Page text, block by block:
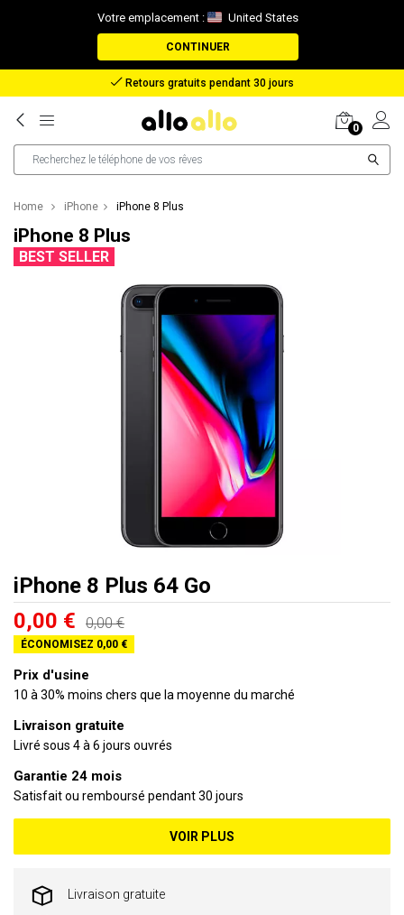
Votre emplacement : United States
CONTINUER
Remboursement en cas de perte de colis
0
Home iPhone iPhone 8 Plus
iPhone 8 Plus
BEST SELLER
iPhone 8 Plus 64 Go
0,00 € 0,00 €
ÉCONOMISEZ 0,00 €
Prix d'usine
10 à 30% moins chers que la moyenne du marché
Livraison gratuite
Livré sous 4 à 6 jours ouvrés
Garantie 24 mois
Satisfait ou remboursé pendant 30 jours
VOIR PLUS
Livraison gratuite